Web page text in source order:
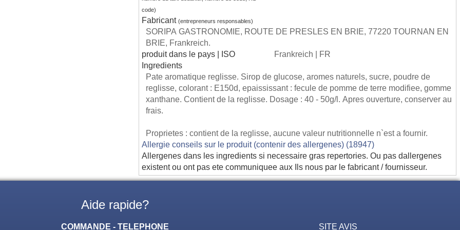
code)
Fabricant(entrepreneurs responsables)
SORIPA GASTRONOMIE, ROUTE DE PRESLES EN BRIE, 77220 TOURNAN EN
BRIE, Frankreich.
produit dans le pays | ISO
Frankreich | FR
Ingredients
Pate aromatique reglisse. Sirop de glucose, aromes naturels, sucre, poudre de
reglisse, colorant : E150d, epaississant : fecule de pomme de terre modifiee, gomme
xanthane. Contient de la reglisse. Dosage : 40 - 50g/l. Apres ouverture, conserver au
frais.
Proprietes : contient de la reglisse, aucune valeur nutritionnelle n`est a fournir.
Allergie conseils sur le produit (contenir des allergenes) (18947)
Allergenes dans les ingredients si necessaire gras repertories. Ou pas dallergenes
existent ou ont pas ete communiquee aux Ils nous par le fabricant / fournisseur.
Aide rapide?
COMMANDE - TELEPHONE SITE AVIS